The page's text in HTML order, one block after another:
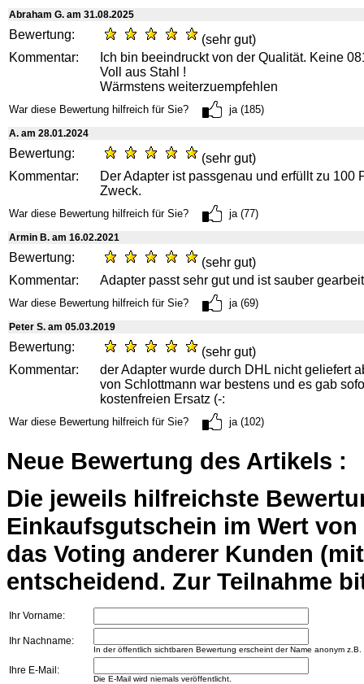
Abraham G. am 31.08.2025
Bewertung:
(sehr gut)
Kommentar:
Ich bin beeindruckt von der Qualität. Keine
Voll aus Stahl !
Wärmstens weiterzuempfehlen
War diese Bewertung hilfreich für Sie? ja (185)
A. am 28.01.2024
Bewertung:
(sehr gut)
Kommentar:
Der Adapter ist passgenau und erfüllt zu 100
Zweck.
War diese Bewertung hilfreich für Sie? ja (77)
Armin B. am 16.02.2021
Bewertung:
(sehr gut)
Kommentar:
Adapter passt sehr gut und ist sauber
War diese Bewertung hilfreich für Sie? ja (69)
Peter S. am 05.03.2019
Bewertung:
(sehr gut)
Kommentar:
der Adapter wurde durch DHL nicht geliefert
von Schlottmann war bestens und es gab
kostenfreien Ersatz (-:
War diese Bewertung hilfreich für Sie? ja (102)
Neue Bewertung des Artikels :
Die jeweils hilfreichste
Einkaufsgutschein im Wert
das Voting anderer Kunden
entscheidend. Zur Teilnahme
Ihr Vorname:
Ihr Nachname:
In der öffentlich sichtbaren Bewertung erscheint der Name anonym
Ihre E-Mail:
Die E-Mail wird niemals veröffentlicht.